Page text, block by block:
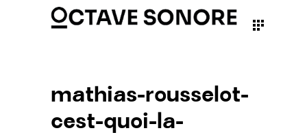
mathias-rousselot-
cest-quoi-la-